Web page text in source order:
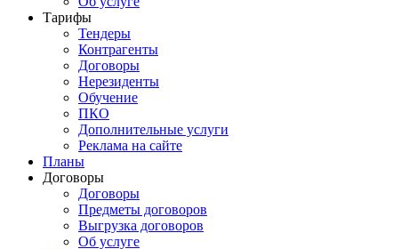
Тарифы
Тендеры
Контрагенты
Договоры
Нерезиденты
Обучение
ПКО
Дополнительные услуги
Реклама на сайте
Планы
Договоры
Договоры
Предметы договоров
Выгрузка договоров
Об услуге